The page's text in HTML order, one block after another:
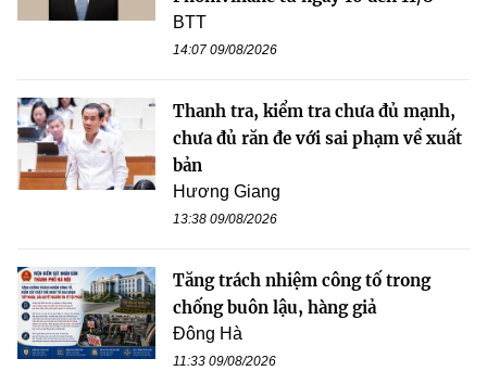
BTT
14:07 09/08/2026
Thanh tra, kiểm tra chưa đủ mạnh,
chưa đủ răn đe với sai phạm về xuất
bản
Hương Giang
13:38 09/08/2026
Tăng trách nhiệm công tố trong
chống buôn lậu, hàng giả
Đông Hà
11:33 09/08/2026